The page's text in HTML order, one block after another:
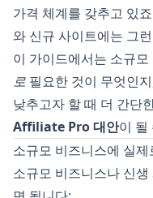
가격 체계를 갖추고 있
와 신규 사이트에는 그
이 가이드에서는 소규
로 필요한 것이 무엇인
낮추고자 할 때 더 간단
Affiliate Pro 대안이 될
소규모 비즈니스에 실
소규모 비즈니스나 신